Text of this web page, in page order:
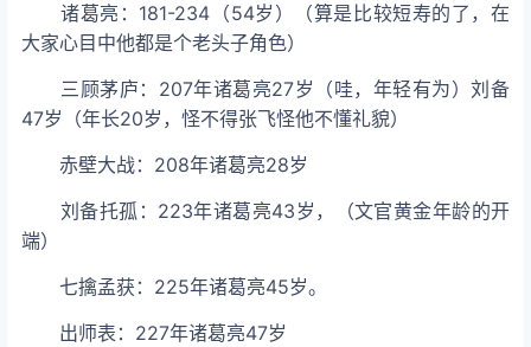
诸葛亮：181-234（54岁）（算是比较短寿的了，在
大家心目中他都是个老头子角色）
三顾茅庐：207年诸葛亮27岁（哇，年轻有为）刘备
47岁（年长20岁，怪不得张飞怪他不懂礼貌）
赤壁大战：208年诸葛亮28岁
刘备托孤：223年诸葛亮43岁，（文官黄金年龄的开
端）
七擒孟获：225年诸葛亮45岁。
出师表：227年诸葛亮47岁